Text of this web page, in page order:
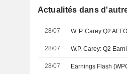
Actualités dans
28/07 W. P. Carey Q2
28/07 W.P. Carey: Q2
28/07